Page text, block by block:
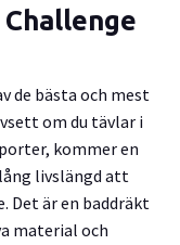
de bästa och mest
om du tävlar i
kommer en
livslängd att
Det är en baddräkt
material och